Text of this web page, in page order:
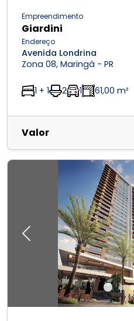
Empreendimento
Giardini
Endereço
Avenida Londrina
Zona 08, Maringá - PR
1 + 1 2 1 61,00 m²
Valor
Previous